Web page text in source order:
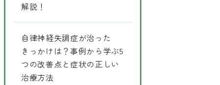
解説！
自律神経失調症が治った
きっかけは？事例から学ぶ5
つの改善点と症状の正しい
治療方法